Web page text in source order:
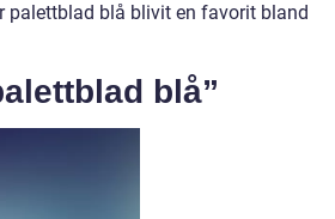
palettblad blå blivit en favorit bland
blå”